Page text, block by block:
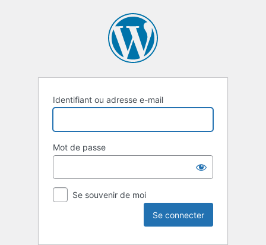
Identifiant ou adresse e-mail
Mot de passe
Se souvenir de moi